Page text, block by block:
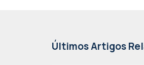
Últimos Artigos